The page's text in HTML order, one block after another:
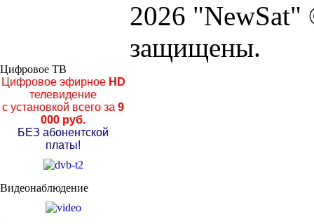
2026 "NewSat"
защищены.
Цифровое ТВ
Цифровое эфирноеHD
телевидение
с установкой всего за 9
000 руб.
БЕЗ абонентской
платы!
Видеонаблюдение